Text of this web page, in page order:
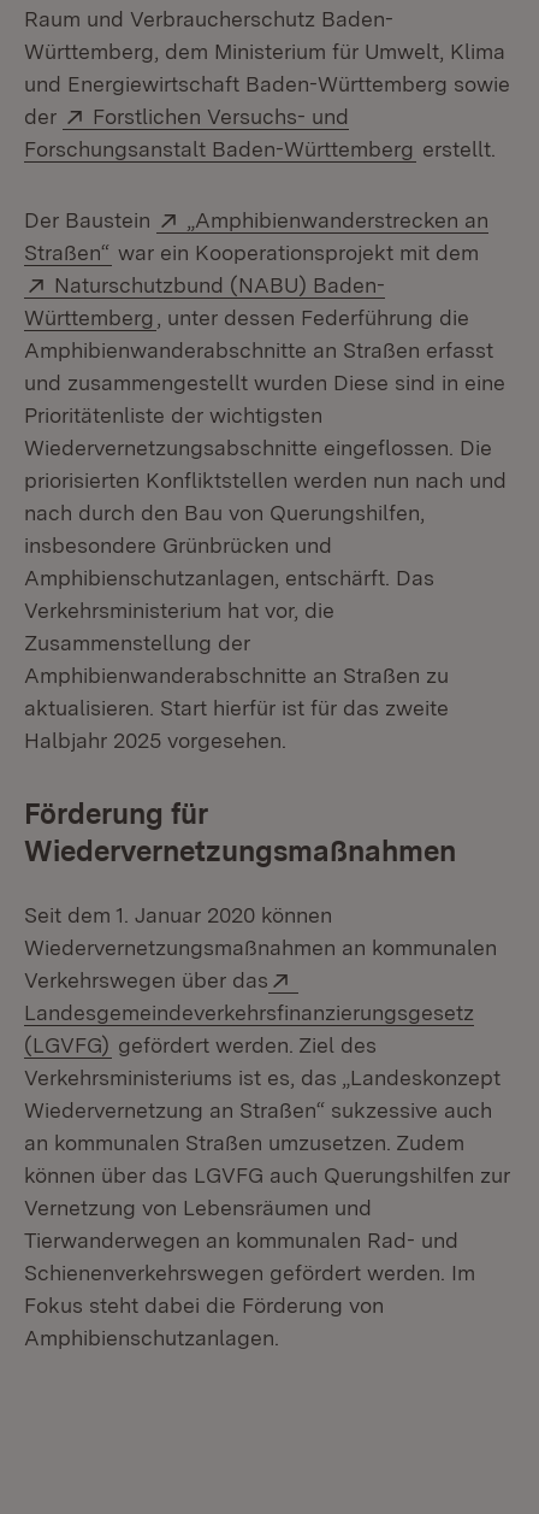
Raum und Verbraucherschutz Baden-
Württemberg, dem Ministerium für Umwelt, Klima
und Energiewirtschaft Baden-Württemberg sowie
der
Extern:
Forstlichen Versuchs- und
Forschungsanstalt Baden-Württemberg (Öffnet in
erstellt.
Der Baustein Extern:
„Amphibienwanderstrecken an
Straßen“ (Öffnet in neuem Fenster)
war ein Kooperationsprojekt mit dem
Extern:
Naturschutzbund (NABU) Baden-
Württemberg (Öffnet in neuem Fenster)
, unter dessen Federführung die
Amphibienwanderabschnitte an Straßen erfasst
und zusammengestellt wurden Diese sind in eine
Prioritätenliste der wichtigsten
Wiedervernetzungsabschnitte eingeflossen. Die
priorisierten Konfliktstellen werden nun nach und
nach durch den Bau von Querungshilfen,
insbesondere Grünbrücken und
Amphibienschutzanlagen, entschärft. Das
Verkehrsministerium hat vor, die
Zusammenstellung der
Amphibienwanderabschnitte an Straßen zu
aktualisieren. Start hierfür ist für das zweite
Halbjahr 2025 vorgesehen.
Förderung für
Wiedervernetzungsmaßnahmen
Seit dem 1. Januar 2020 können
Wiedervernetzungsmaßnahmen an kommunalen
Verkehrswegen über das
Landesgemeindeverkehrsfinanzierungsgesetz
(LGVFG) (Öffnet in neuem Fenster)
gefördert werden. Ziel des
Verkehrsministeriums ist es, das „Landeskonzept
Wiedervernetzung an Straßen“ sukzessive auch
an kommunalen Straßen umzusetzen. Zudem
können über das LGVFG auch Querungshilfen zur
Vernetzung von Lebensräumen und
Tierwanderwegen an kommunalen Rad- und
Schienenverkehrswegen gefördert werden. Im
Fokus steht dabei die Förderung von
Amphibienschutzanlagen.